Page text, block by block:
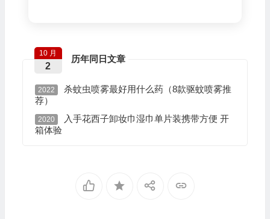
历年同日文章
10 月
2
2022
杀蚊虫喷雾最好用什么药（8款驱蚊喷雾推
荐）
2020
入手花西子卸妆巾湿巾单片装携带方便 开
箱体验